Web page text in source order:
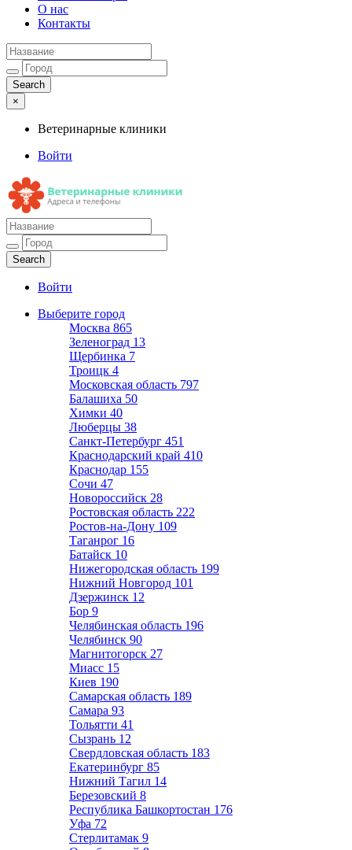
О нас
Контакты
×
Ветеринарные клиники
Войти
Ветеринарные клиники
Адреса и телефоны
Войти
Выберите город
Москва 865
Зеленоград 13
Щербинка 7
Троицк 4
Московская область 797
Балашиха 50
Химки 40
Люберцы 38
Санкт-Петербург 451
Краснодарский край 410
Краснодар 155
Сочи 47
Новороссийск 28
Ростовская область 222
Ростов-на-Дону 109
Таганрог 16
Батайск 10
Нижегородская область 199
Нижний Новгород 101
Дзержинск 12
Бор 9
Челябинская область 196
Челябинск 90
Магнитогорск 27
Миасс 15
Киев 190
Самарская область 189
Самара 93
Тольятти 41
Сызрань 12
Свердловская область 183
Екатеринбург 85
Нижний Тагил 14
Березовский 8
Республика Башкортостан 176
Уфа 72
Стерлитамак 9